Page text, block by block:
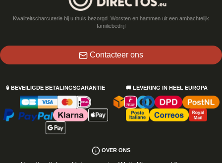
Kwaliteitscharcuterie bij u thuis bezorgd. Worsten en hammen uit een ambachtelijk
familiebedrijf
Contacteer ons
🔒 BEVEILIGDE BETALINGSGARANTIE 🚚 LEVERING IN HEEL EUROPA
OVER ONS